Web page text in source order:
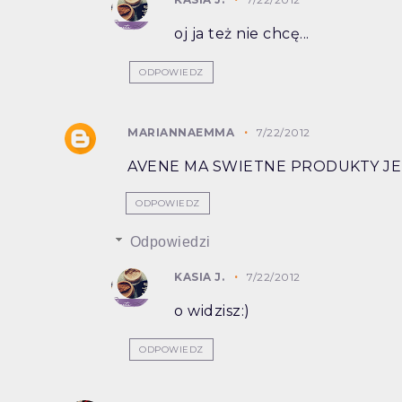
oj ja też nie chcę...
ODPOWIEDZ
MARIANNAEMMA 7/22/2012
AVENE MA SWIETNE PRODUKTY
ODPOWIEDZ
Odpowiedzi
KASIA J. 7/22/2012
o widzisz:)
ODPOWIEDZ